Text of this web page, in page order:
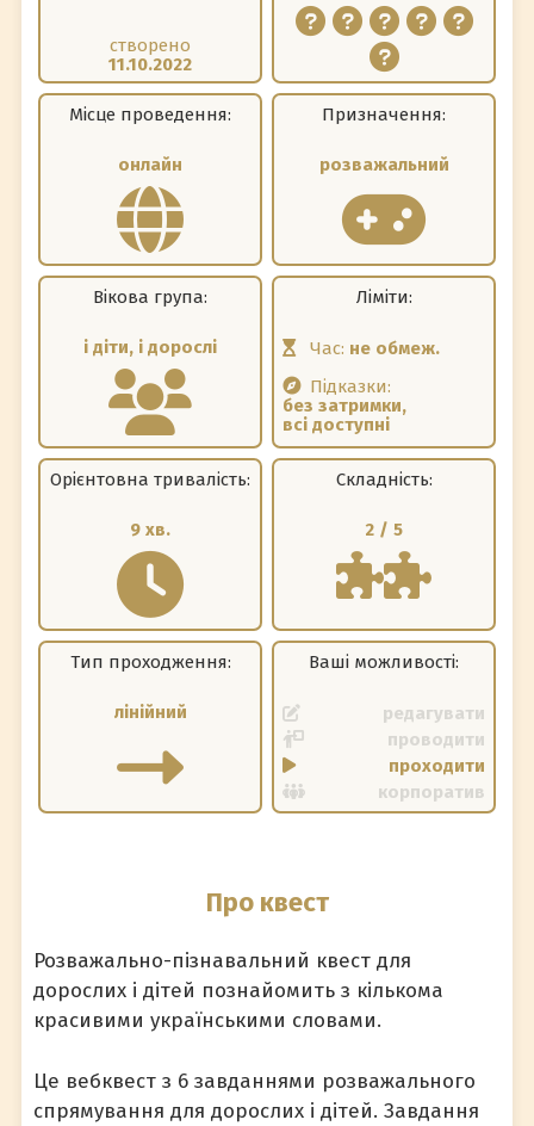
створено
11.10.2022
Місце проведення:
онлайн
Призначення:
розважальний
Вікова група:
і діти, і дорослі
Ліміти:
Час: не обмеж.
Підказки:
без затримки,
всі доступні
Орієнтовна тривалість:
9 хв.
Складність:
2 / 5
Тип проходження:
лінійний
Ваші можливості:
редагувати
проводити
проходити
корпоратив
Про квест
Розважально-пізнавальний квест для
дорослих і дітей познайомить з кількома
красивими українськими словами.
Це вебквест з 6 завданнями розважального
спрямування для дорослих і дітей. Завдання